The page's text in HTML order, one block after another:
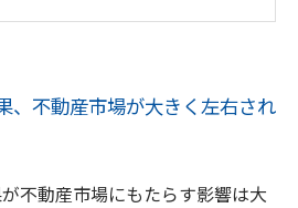
により、物件価格や需要が変
、不動産市場が大きく左右され
不動産市場にもたらす影響は大